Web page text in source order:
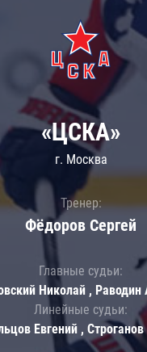
«ЦСКА»
г. Москва
Тренер:
Фёдоров Сергей
Главные судьи:
Николай , Раводин
Линейные судьи:
Евгений ,